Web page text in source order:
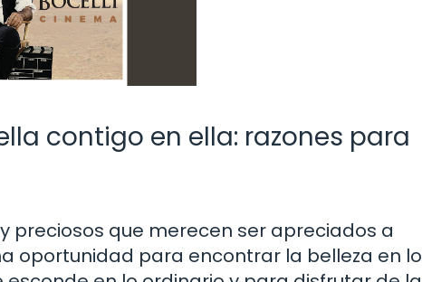
contigo en ella: razones para
preciosos que merecen ser apreciados a
oportunidad para encontrar la belleza en lo